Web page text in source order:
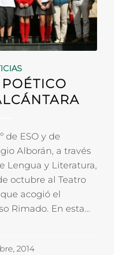
de ESO y de
Alborán, a través
Lengua y Literatura,
octubre al Teatro
acogió el
Rimado. En esta…
2014